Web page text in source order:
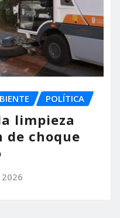
POLÍTICA
limpieza
choque
2026